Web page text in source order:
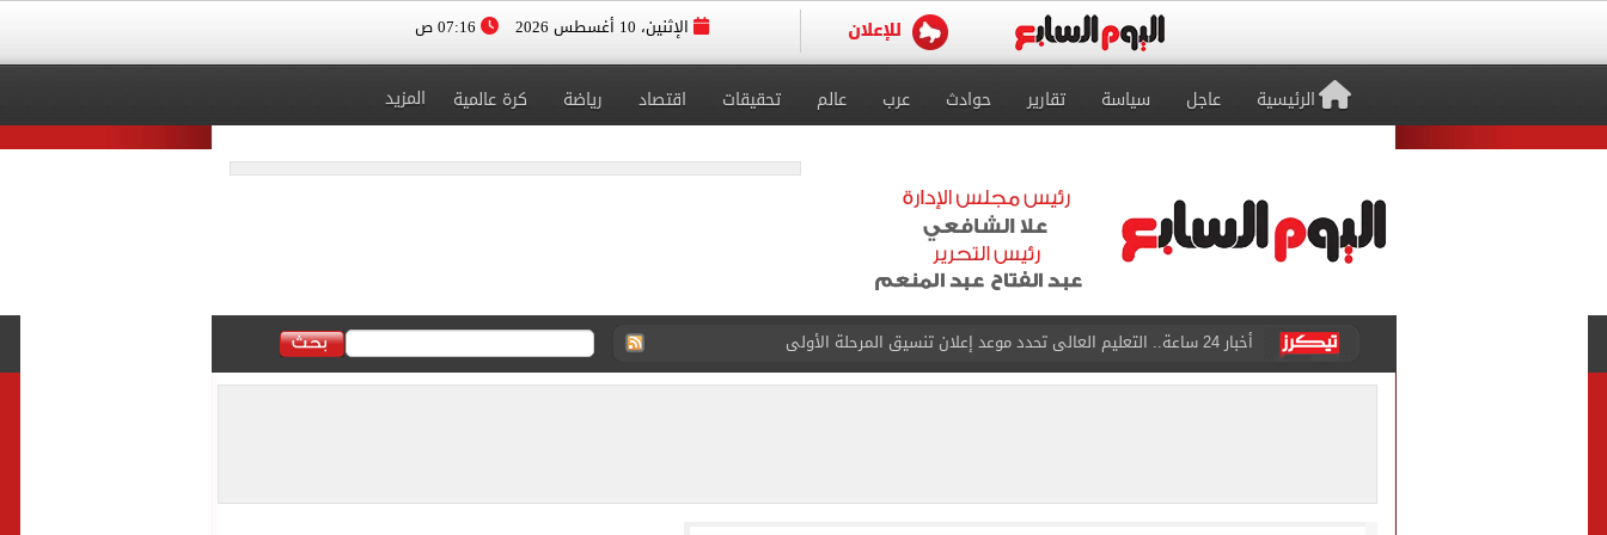
الإثنين، 10 أغسطس 2026
الرئيسية عاجل سياسة تقارير حوادث عرب عالم تحقيقات اقتصاد رياضة كرة عالمية المزيد
أخبار 24 ساعة.. التعليم العالى تحدد موعد إعلان تنسيق المرحلة الأولى
صوت ملائكي وأداء يخطف القلوب في تصفيات «دولة التلاوة» بالإسماعيلية.. فيديو
القبض على المتهم في واقعة قتل أسرة بالتجمع بسبب خلافات مالية بينهم